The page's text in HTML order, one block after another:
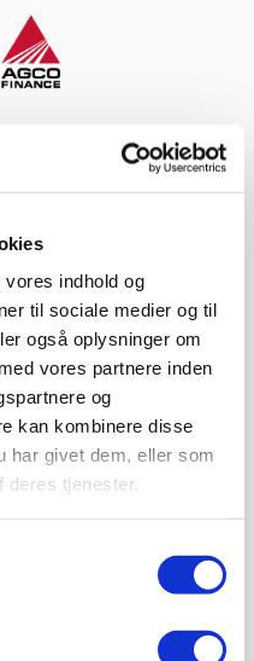
indhold og
til sociale medier og til
også oplysninger om
vores partnere inden
og
kan kombinere disse
har givet dem, eller som
deres tjenester.
shop